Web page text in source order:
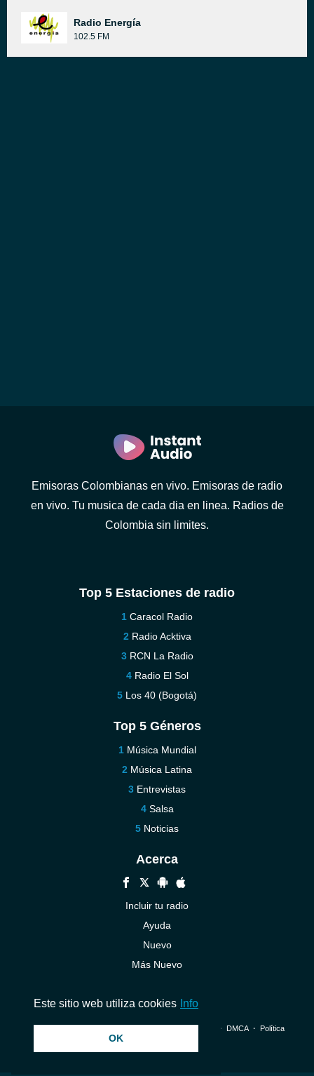
Radio Energía
102.5 FM
Emisoras Colombianas en vivo. Emisoras de radio
en vivo. Tu musica de cada dia en linea. Radios de
Colombia sin limites.
Top 5 Estaciones de radio
Caracol Radio
Radio Acktiva
RCN La Radio
Radio El Sol
Los 40 (Bogotá)
Top 5 Géneros
Música Mundial
Música Latina
Entrevistas
Salsa
Noticias
Acerca
Incluir tu radio
Ayuda
Nuevo
Más Nuevo
© 2026 InstantAudio. Reservados todos los derechos. ・ DMCA・ Política
Este sitio web utiliza cookies Info
OK